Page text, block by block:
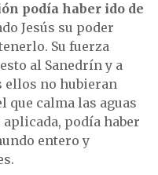
podía haber ido de
Jesús su poder
Su fuerza
al Sanedrín y a
ellos no hubieran
que calma las aguas
podía haber
entero y